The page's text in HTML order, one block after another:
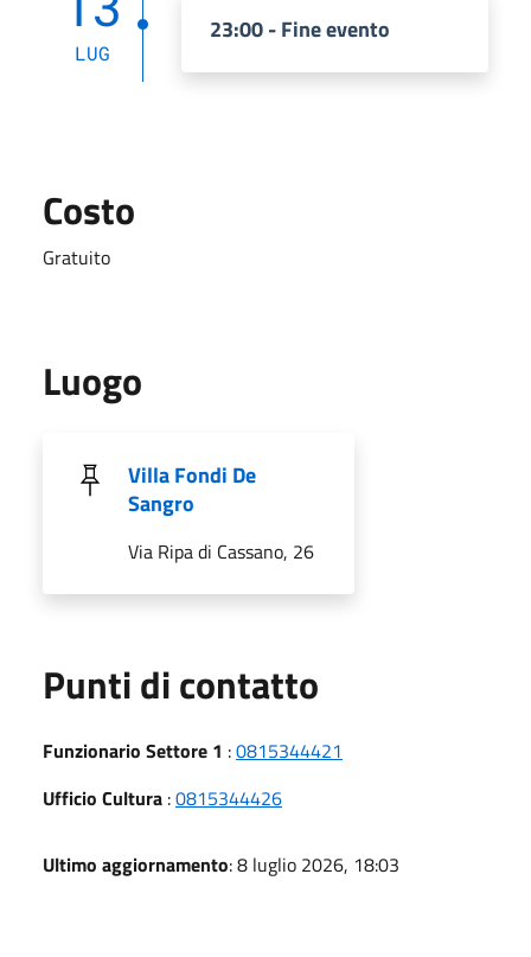
LUG
23:00 - Fine evento
Costo
Gratuito
Luogo
Villa Fondi De
Sangro
Via Ripa di Cassano, 26
Punti di contatto
Funzionario Settore 1 :0815344421
Ufficio Cultura :0815344426
Ultimo aggiornamento: 8 luglio 2026, 18:03